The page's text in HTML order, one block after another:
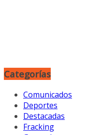
Categorías
Comunicados
Deportes
Destacadas
Fracking